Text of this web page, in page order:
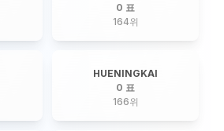
0 표
164위
HUENINGKAI
0 표
166위